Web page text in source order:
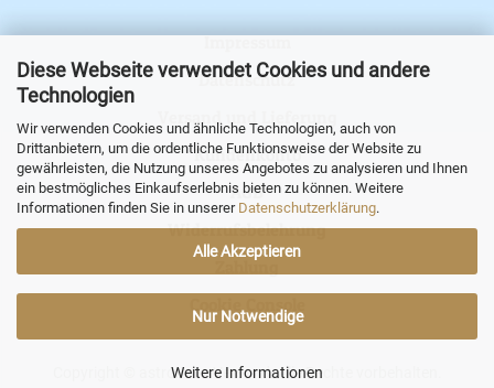
Diese Webseite verwendet Cookies und andere
Technologien
Wir verwenden Cookies und ähnliche Technologien, auch von
Drittanbietern, um die ordentliche Funktionsweise der Website zu
gewährleisten, die Nutzung unseres Angebotes zu analysieren und Ihnen
ein bestmögliches Einkaufserlebnis bieten zu können. Weitere
Informationen finden Sie in unserer Datenschutzerklärung.
Alle Akzeptieren
Nur Notwendige
Weitere Informationen
Impressum
Datenschutz
Versand und Lieferung
Kundenkonto
AGB
Widerrufsbelehrung
Zahlung
Cookie Console
Copyright © astronova Versand. Alle Rechte vorbehalten.